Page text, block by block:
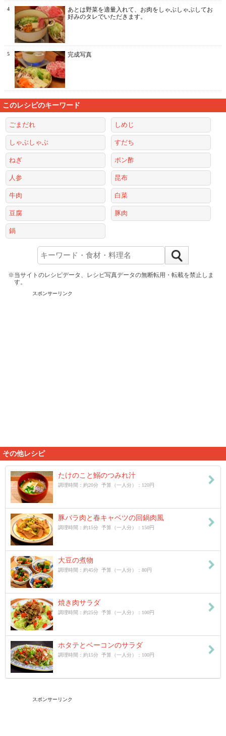
4
あとは野菜を適量入れて、お肉をしゃぶしゃぶしてお
好みのタレでいただきます。
5 完成写真
このレシピのキーワード
ごまだれ しめじ
しゃぶしゃぶ すだち
ねぎ ポン酢
人参 昆布
牛肉 白菜
豆腐 豚肉
鍋
※当サイトのレシピデータ、レシピ写真データの無断転用・転載を禁止しま
す。
スポンサーリンク
その他レシピ
たけのこと鰯のつみれ汁
調理時間：約20分 予算（一人分）：120円
豚バラ肉と春キャベツの回鍋肉風
調理時間：約15分 予算（一人分）：150円
大豆の煮物
調理時間：約45分 予算（一人分）：80円
焼き肉サラダ
調理時間：約25分 予算（一人分）：100円
ホタテとベーコンのサラダ
調理時間：約15分 予算（一人分）：100円
スポンサーリンク